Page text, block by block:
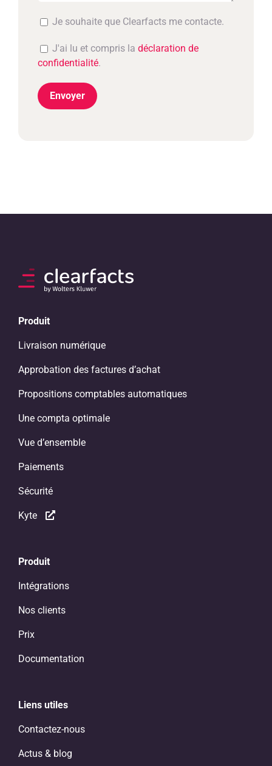
Je souhaite que Clearfacts me contacte.
J'ai lu et compris la déclaration de
confidentialité.
Produit
Livraison numérique
Approbation des factures d’achat
Propositions comptables automatiques
Une compta optimale
Vue d’ensemble
Paiements
Sécurité
Kyte
Produit
Intégrations
Nos clients
Prix
Documentation
Liens utiles
Contactez-nous
Actus & blog